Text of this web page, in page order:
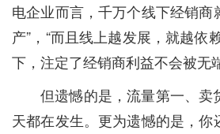
电企业而言，千万个线下经销商
产”，“而且线上越发展，就越依
下，注定了经销商利益不会被无
但遗憾的是，流量第一、卖
天都在发生。更为遗憾的是，